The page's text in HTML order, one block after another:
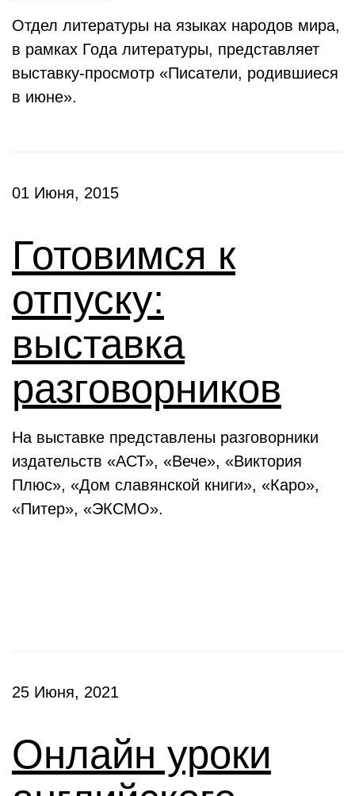
Отдел литературы на языках народов мира,
в рамках Года литературы, представляет
выставку-просмотр «Писатели, родившиеся
в июне».
01 Июня, 2015
Готовимся к
отпуску:
выставка
разговорников
На выставке представлены разговорники
издательств «АСТ», «Вече», «Виктория
Плюс», «Дом славянской книги», «Каро»,
«Питер», «ЭКСМО».
25 Июня, 2021
Онлайн уроки